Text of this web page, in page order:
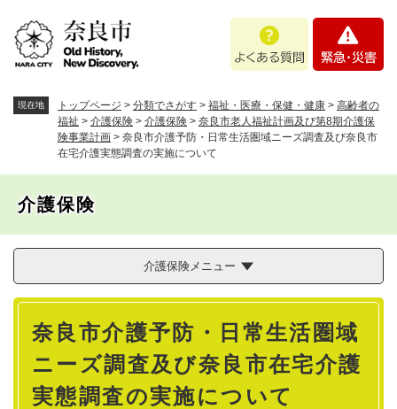
あ
問
・
現在地 トップページ > 分類でさがす > 福祉・医療・保健・健康 > 高齢者の
福祉 > 介護保険 > 介護保険 > 奈良市老人福祉計画及び第8期介護保
険事業計画 > 奈良市介護予防・日常生活圏域ニーズ調査及び奈良市
在宅介護実態調査の実施について
介護保険
介護保険メニュー
本
奈良市介護予防・日常生活圏域
ニーズ調査及び奈良市在宅介護
実態調査の実施について